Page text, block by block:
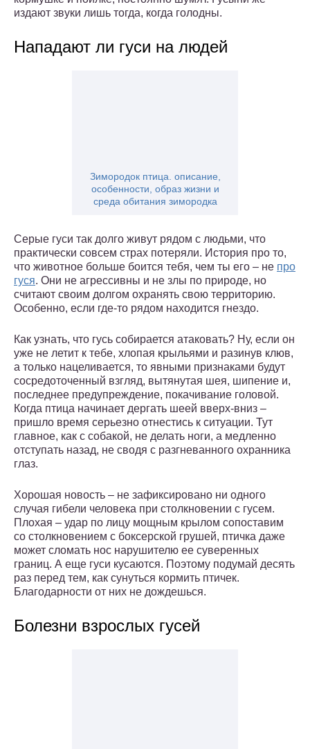
издают звуки лишь тогда, когда голодны.
Нападают ли гуси на людей
Зимородок птица. описание,
особенности, образ жизни и
среда обитания зимородка
Серые гуси так долго живут рядом с людьми, что
практически совсем страх потеряли. История про то,
что животное больше боится тебя, чем ты его – не про
гуся. Они не агрессивны и не злы по природе, но
считают своим долгом охранять свою территорию.
Особенно, если где-то рядом находится гнездо.
Как узнать, что гусь собирается атаковать? Ну, если он
уже не летит к тебе, хлопая крыльями и разинув клюв,
а только нацеливается, то явными признаками будут
сосредоточенный взгляд, вытянутая шея, шипение и,
последнее предупреждение, покачивание головой.
Когда птица начинает дергать шеей вверх-вниз –
пришло время серьезно отнестись к ситуации. Тут
главное, как с собакой, не делать ноги, а медленно
отступать назад, не сводя с разгневанного охранника
глаз.
Хорошая новость – не зафиксировано ни одного
случая гибели человека при столкновении с гусем.
Плохая – удар по лицу мощным крылом сопоставим
со столкновением с боксерской грушей, птичка даже
может сломать нос нарушителю ее суверенных
границ. А еще гуси кусаются. Поэтому подумай десять
раз перед тем, как сунуться кормить птичек.
Благодарности от них не дождешься.
Болезни взрослых гусей